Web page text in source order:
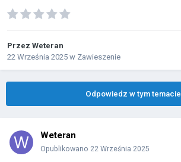
Przez Weteran
22 Września 2025 w Zawieszenie
Odpowiedz w tym temacie
Weteran
Opublikowano 22 Września 2025